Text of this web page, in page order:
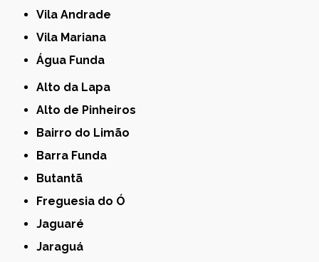
Vila Andrade
Vila Mariana
Água Funda
Alto da Lapa
Alto de Pinheiros
Bairro do Limão
Barra Funda
Butantã
Freguesia do Ó
Jaguaré
Jaraguá